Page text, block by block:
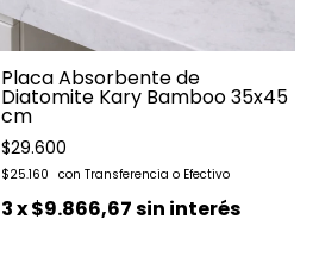
Placa Absorbente de
Diatomite Kary Bamboo 35x45
cm
$29.600
$25.160
3x$9.866,67sin interés